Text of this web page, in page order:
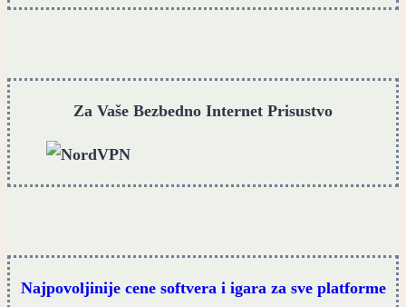
Za Vaše Bezbedno Internet Prisustvo
Najpovoljinije cene softvera i igara za sve platforme